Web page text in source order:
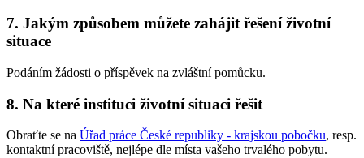
7. Jakým způsobem můžete zahájit řešení životní
situace
Podáním žádosti o příspěvek na zvláštní pomůcku.
8. Na které instituci životní situaci řešit
Obraťte se na Úřad práce České republiky - krajskou pobočku, resp.
kontaktní pracoviště, nejlépe dle místa vašeho trvalého pobytu.